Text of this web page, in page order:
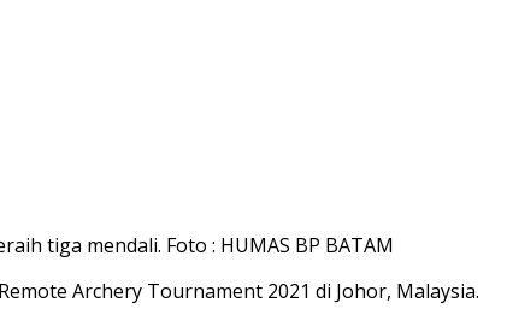
tiga mendali. Foto : HUMAS BP BATAM
Archery Tournament 2021 di Johor, Malaysia.